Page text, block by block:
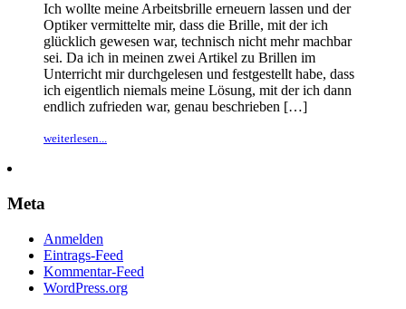
Ich wollte meine Arbeitsbrille erneuern lassen und der
Optiker vermittelte mir, dass die Brille, mit der ich
glücklich gewesen war, technisch nicht mehr machbar
sei. Da ich in meinen zwei Artikel zu Brillen im
Unterricht mir durchgelesen und festgestellt habe, dass
ich eigentlich niemals meine Lösung, mit der ich dann
endlich zufrieden war, genau beschrieben […]
weiterlesen...
Meta
Anmelden
Eintrags-Feed
Kommentar-Feed
WordPress.org